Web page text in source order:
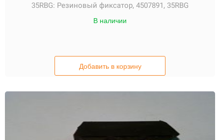
35RBG: Резиновый фиксатор, 4507891, 35RBG
В наличии
Добавить в корзину